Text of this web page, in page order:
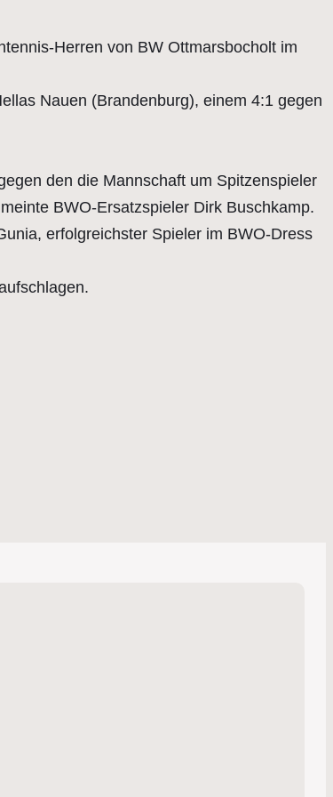
Herren von BW Ottmarsbocholt im
Nauen (Brandenburg), einem 4:1 gegen
den die Mannschaft um Spitzenspieler
BWO-Ersatzspieler Dirk Buschkamp.
erfolgreichster Spieler im BWO-Dress